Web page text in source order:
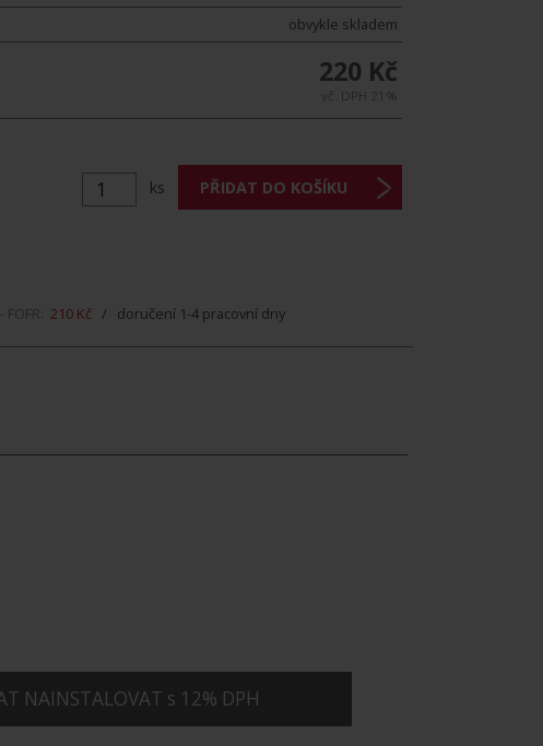
obvykle skladem
220 Kč
vč. DPH 21%
ks
210 Kč / doručení 1-4 pracovní dny
NAINSTALOVAT s 12% DPH